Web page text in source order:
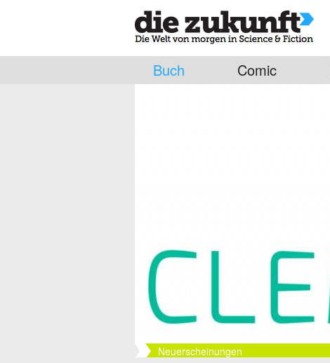
Buch Comic
Neuerscheinungen